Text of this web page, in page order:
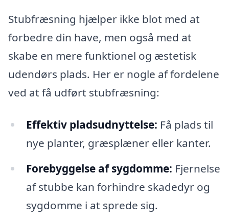
Stubfræsning hjælper ikke blot med at
forbedre din have, men også med at
skabe en mere funktionel og æstetisk
udendørs plads. Her er nogle af fordelene
ved at få udført stubfræsning:
Effektiv pladsudnyttelse: Få plads til
nye planter, græsplæner eller kanter.
Forebyggelse af sygdomme: Fjernelse
af stubbe kan forhindre skadedyr og
sygdomme i at sprede sig.